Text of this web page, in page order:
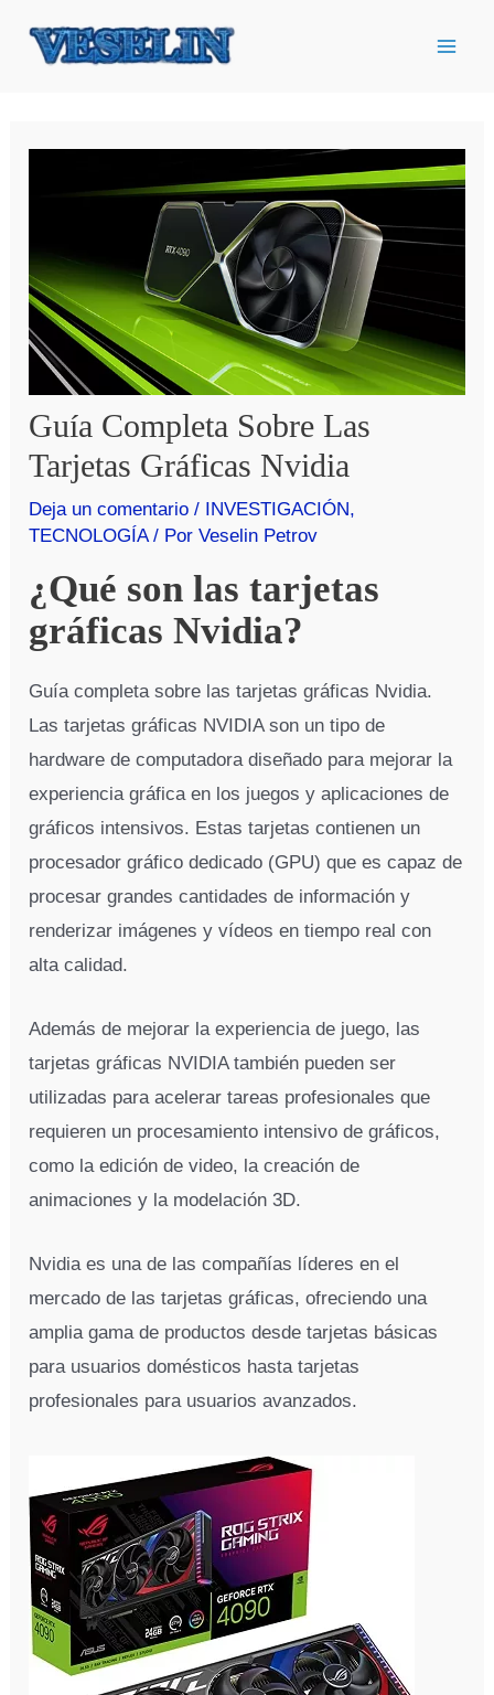
Guía Completa Sobre Las
Tarjetas Gráficas Nvidia
Deja un comentario / INVESTIGACIÓN,
TECNOLOGÍA/ PorVeselin Petrov
¿Qué son las tarjetas
gráficas Nvidia?
Guía completa sobre las tarjetas gráficas Nvidia.
Las tarjetas gráficas NVIDIA son un tipo de
hardware de computadora diseñado para mejorar la
experiencia gráfica en los juegos y aplicaciones de
gráficos intensivos. Estas tarjetas contienen un
procesador gráfico dedicado (GPU) que es capaz de
procesar grandes cantidades de información y
renderizar imágenes y vídeos en tiempo real con
alta calidad.
Además de mejorar la experiencia de juego, las
tarjetas gráficas NVIDIA también pueden ser
utilizadas para acelerar tareas profesionales que
requieren un procesamiento intensivo de gráficos,
como la edición de video, la creación de
animaciones y la modelación 3D.
Nvidia es una de las compañías líderes en el
mercado de las tarjetas gráficas, ofreciendo una
amplia gama de productos desde tarjetas básicas
para usuarios domésticos hasta tarjetas
profesionales para usuarios avanzados.